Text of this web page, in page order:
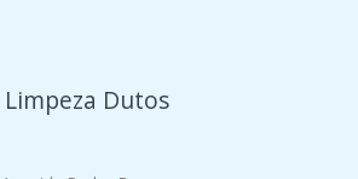
Limpeza Dutos